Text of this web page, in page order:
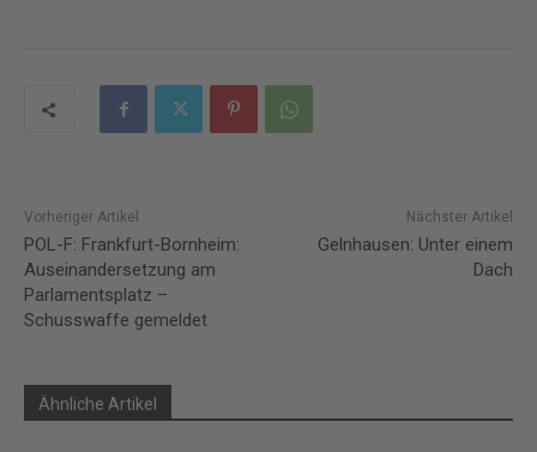
Vorheriger Artikel
POL-F: Frankfurt-Bornheim:
Auseinandersetzung am
Parlamentsplatz –
Schusswaffe gemeldet
Nächster Artikel
Gelnhausen: Unter einem
Dach
Ähnliche Artikel